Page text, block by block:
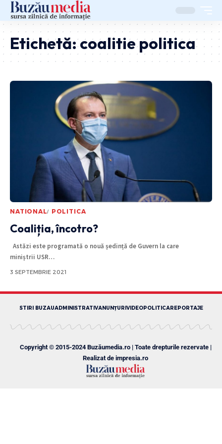
Etichetă:coalitie politica
NATIONAL POLITICA
Coaliția, încotro?
Astăzi este programată o nouă ședință de Guvern la care
miniștrii USR…
3 SEPTEMBRIE 2021
STIRI BUZAUADMINISTRATIVANUNȚURIVIDEOPOLITICAREPORTAJE
Copyright © 2015-2024 Buzăumedia.ro | Toate drepturile rezervate |
Realizat de impresia.ro